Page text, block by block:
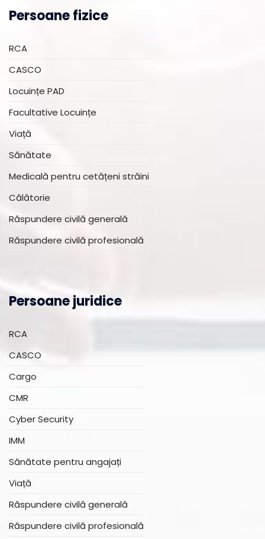
Persoane fizice
RCA
CASCO
Locuințe PAD
Facultative Locuințe
Viață
Sănătate
Medicală pentru cetățeni străini
Călătorie
Răspundere civilă generală
Răspundere civilă profesională
Persoane juridice
RCA
CASCO
Cargo
CMR
Cyber Security
IMM
Sănătate pentru angajați
Viață
Răspundere civilă generală
Răspundere civilă profesională